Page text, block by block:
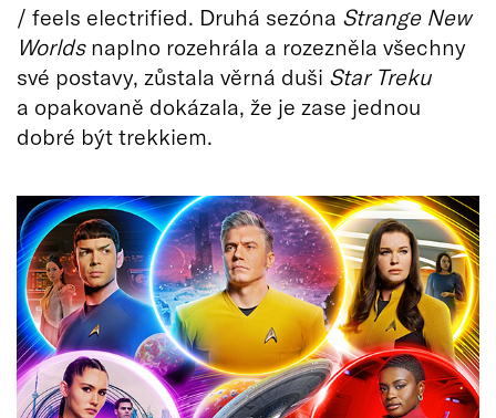
/ feels electrified. Druhá sezóna Strange New
Worldsnaplno rozehrála a rozezněla všechny
své postavy, zůstala věrná duši Star Treku
a opakovaně dokázala, že je zase jednou
dobré být trekkiem.